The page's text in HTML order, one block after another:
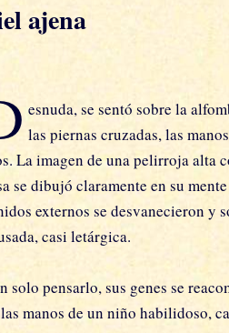
ajena
esnuda, se sentó sobre la
las piernas cruzadas, las
La imagen de una pelirroja alta
se dibujó claramente en su
externos se desvanecieron y
casi letárgica.
solo pensarlo, sus genes se
manos de un niño habilidoso,